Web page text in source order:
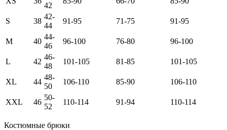
42
S 38
42-
44
91-95 71-75 91-95
M 40
44-
46
96-100 76-80 96-100
L 42
46-
48
101-105 81-85 101-105
XL 44
48-
50
106-110 85-90 106-110
XXL 46
50-
52
110-114 91-94 110-114
Костюмные брюки